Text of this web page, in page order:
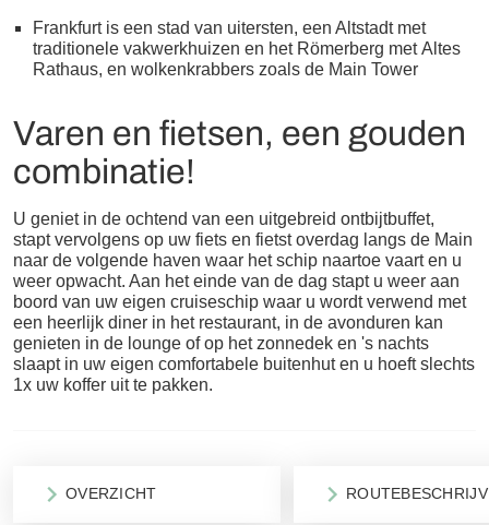
Frankfurt is een stad van uitersten, een Altstadt met
traditionele vakwerkhuizen en het Römerberg met Altes
Rathaus, en wolkenkrabbers zoals de Main Tower
Varen en fietsen, een gouden
combinatie!
U geniet in de ochtend van een uitgebreid ontbijtbuffet,
stapt vervolgens op uw fiets en fietst overdag langs de Main
naar de volgende haven waar het schip naartoe vaart en u
weer opwacht. Aan het einde van de dag stapt u weer aan
boord van uw eigen cruiseschip waar u wordt verwend met
een heerlijk diner in het restaurant, in de avonduren kan
genieten in de lounge of op het zonnedek en 's nachts
slaapt in uw eigen comfortabele buitenhut en u hoeft slechts
1x uw koffer uit te pakken.
OVERZICHT